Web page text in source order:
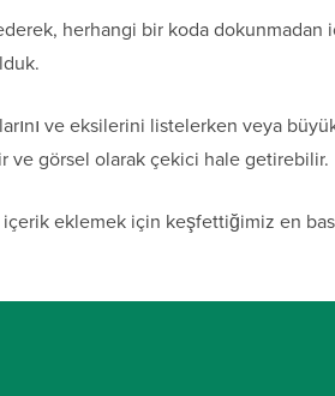
herhangi bir koda dokunmadan
ve eksilerini listelerken veya
ve görsel olarak çekici hale getirebilir.
içerik eklemek için keşfettiğimiz en